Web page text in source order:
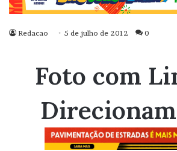
Redacao 5 de julho de 2012 0
Foto com